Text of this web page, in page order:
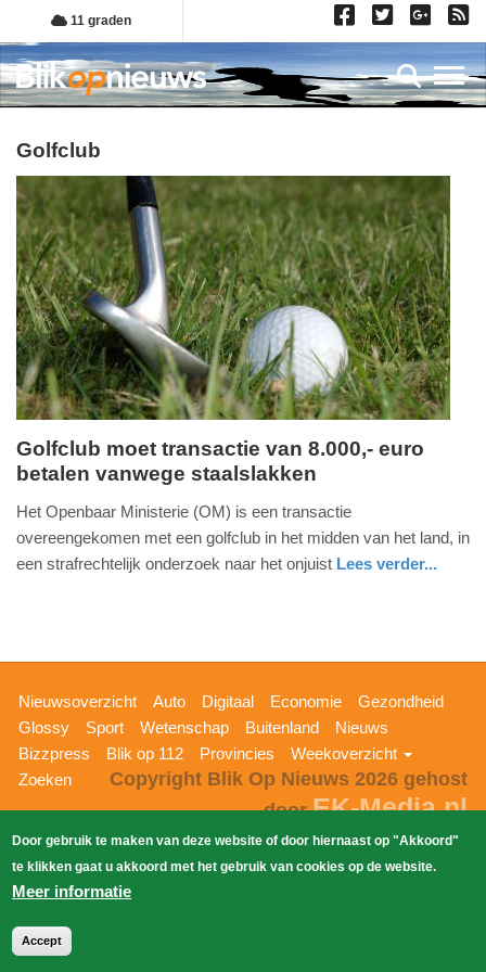
Overslaan
en
naar
de
gaan
11 graden
golfclub
donderdag,
05-
2026
21:29
Golfclub moet transactie van 8.000,- euro
betalen vanwege staalslakken
Het Openbaar Ministerie (OM) is een transactie
overeengekomen met een golfclub in het midden van het land, in
een strafrechtelijk onderzoek naar het onjuist Lees verder...
Hoofdnavigatie
Nieuwsoverzicht Auto Digitaal Economie
Gezondheid
Glossy
Sport Wetenschap Buitenland
Nieuws
Bizzpress
Blik op 112 Provincies
Weekoverzicht
Zoeken
Copyright Blik Op Nieuws 2026 gehost
doorEK-Media.nl
Door gebruik te maken van deze website of door hiernaast op "Akkoord"
te klikken gaat u akkoord met het gebruik van cookies op de website.
Meer informatie
Accept